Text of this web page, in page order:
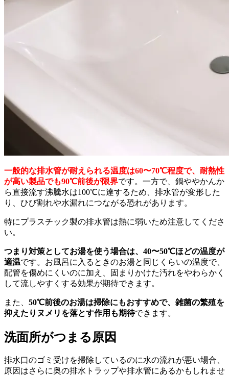
一般的な排水管が耐えられる温度は60〜70℃程度で、耐熱性
が高い製品でも90℃前後が限界です。一方で、鍋ややかんか
ら直接流す沸騰水は100℃に達するため、排水管が変形した
り、ひび割れや水漏れにつながる恐れがあります。
特にプラスチック製の排水管は熱に弱いため注意してくださ
い。
つまり対策としてお湯を使う場合は、40〜50℃ほどの温度が
適温です。お風呂に入るときのお湯と同じくらいの温度で、
配管を傷めにくいのに加え、固まりかけた汚れをやわらかく
して流しやすくする効果が期待できます。
また、 50℃前後のお湯は掃除にもおすすめで、雑菌の繁殖を
抑えたりヌメリを落とす作用も期待できます。
洗面所がつまる原因
排水口のゴミ受けを掃除しているのに水の流れが悪い場合、
原因はさらに奥の排水トラップや排水管にあるかもしれませ